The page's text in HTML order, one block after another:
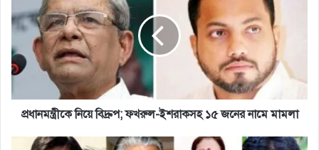
বিদ্রুপ;
ফখরুল-
ইশরাকসহ
১৫
জনের
মামলা
প্রধানমন্ত্রীকে নিয়ে বিদ্রুপ; ফখরুল-ইশরাকসহ ১৫ জনের নামে মামলা
একুশে